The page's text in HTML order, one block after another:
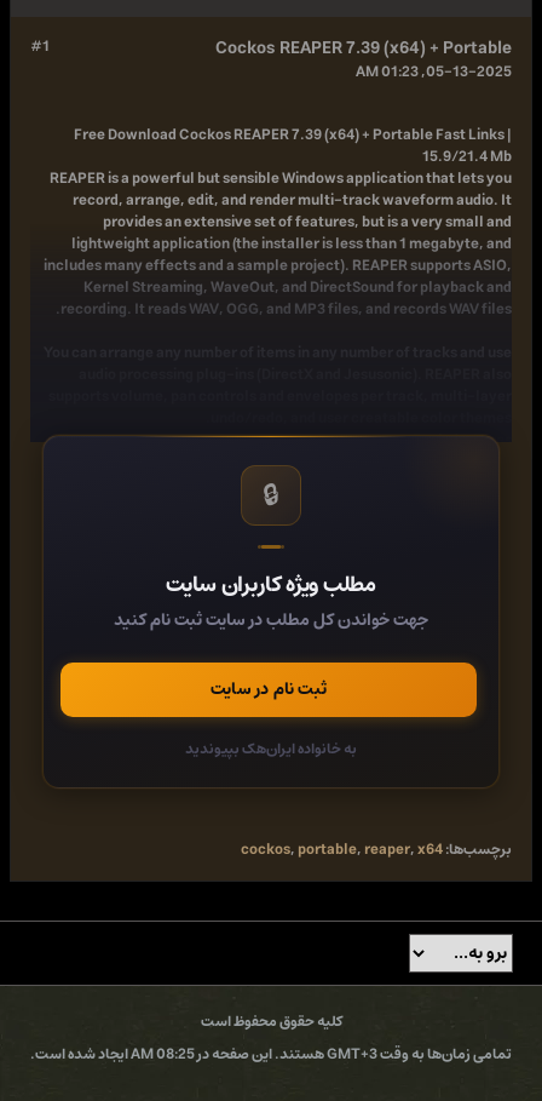
#1 Cockos REAPER 7.39 (x64) + Portable
05-13-2025, 01:23 AM
Free DownloadCockos REAPER 7.39 (x64) + Portable Fast Links |
15.9/21.4 Mb
REAPER is a powerful but sensible Windows application that lets you
record, arrange, edit, and render multi-track waveform audio. It
provides an extensive set of features, but is a very small and
lightweight application (the installer is less than 1 megabyte, and
includes many effects and a sample project). REAPER supports ASIO,
Kernel Streaming, WaveOut, and DirectSound for playback and
recording. It reads WAV, OGG, and MP3 files, and records WAV files.
Basic features:
- Direct multi-track recording to many formats including
WAV/BWF/W64, AIFF, WavPack, FLAC, OGG, and MIDI.
- Supports a wide range of hardware (nearly any audio interface,
outboard hardware, many control surfaces)
- Easily split, move, and resize items
- Each item has easily manipulated fades and volume
- Configurable and editable automatic crossfading of overlapping
items
- Per-item pitch shift and time stretch
- Arbitrary item grouping
- Ripple editing - moving/deletion of items can optionally affect later
🔒
مطلب ویژه کاربران سایت
جهت خواندن کل مطلب در سایت ثبت نام کنید
ثبت نام در سایت
به خانواده ایران‌هک بپیوندید
برچسب‌ها: cockos,portable,reaper,x64
کلیه حقوق محفوظ است
تمامی زمان‌ها به وقت GMT+3 هستند. این صفحه در 08:25 AM ایجاد شده است.